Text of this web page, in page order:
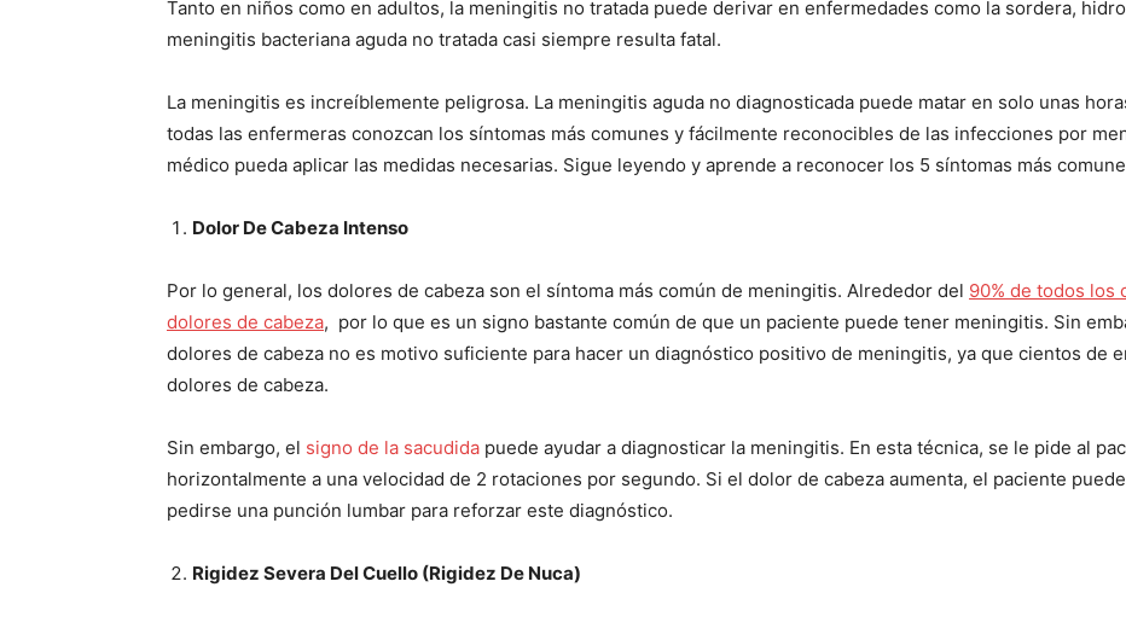
Privacy Policy
Tanto en niños como en adultos, la meningitis no tratada puede derivar en enfermedades como la sordera,
meningitis bacteriana aguda no tratada casi siempre resulta fatal.
La meningitis es increíblemente peligrosa. La meningitis aguda no diagnosticada puede matar en solo unas
todas las enfermeras conozcan los síntomas más comunes y fácilmente reconocibles de las infecciones por
médico pueda aplicar las medidas necesarias. Sigue leyendo y aprende a reconocer los 5 síntomas más
Dolor De Cabeza Intenso
Por lo general, los dolores de cabeza son el síntoma más común de meningitis. Alrededor del 90% de todos los
dolores de cabeza, por lo que es un signo bastante común de que un paciente puede tener meningitis. Sin
dolores de cabeza no es motivo suficiente para hacer un diagnóstico positivo de meningitis, ya que cientos de
dolores de cabeza.
Sin embargo, el signo de la sacudida puede ayudar a diagnosticar la meningitis. En esta técnica, se le pide al
horizontalmente a una velocidad de 2 rotaciones por segundo. Si el dolor de cabeza aumenta, el paciente
pedirse una punción lumbar para reforzar este diagnóstico.
Rigidez Severa Del Cuello (Rigidez De Nuca)